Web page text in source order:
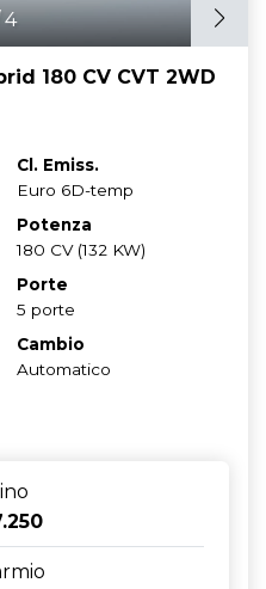
4
180 CV CVT 2WD
Cl. Emiss.
Euro 6D-temp
Potenza
180 CV (132 KW)
Porte
5 porte
Cambio
Automatico